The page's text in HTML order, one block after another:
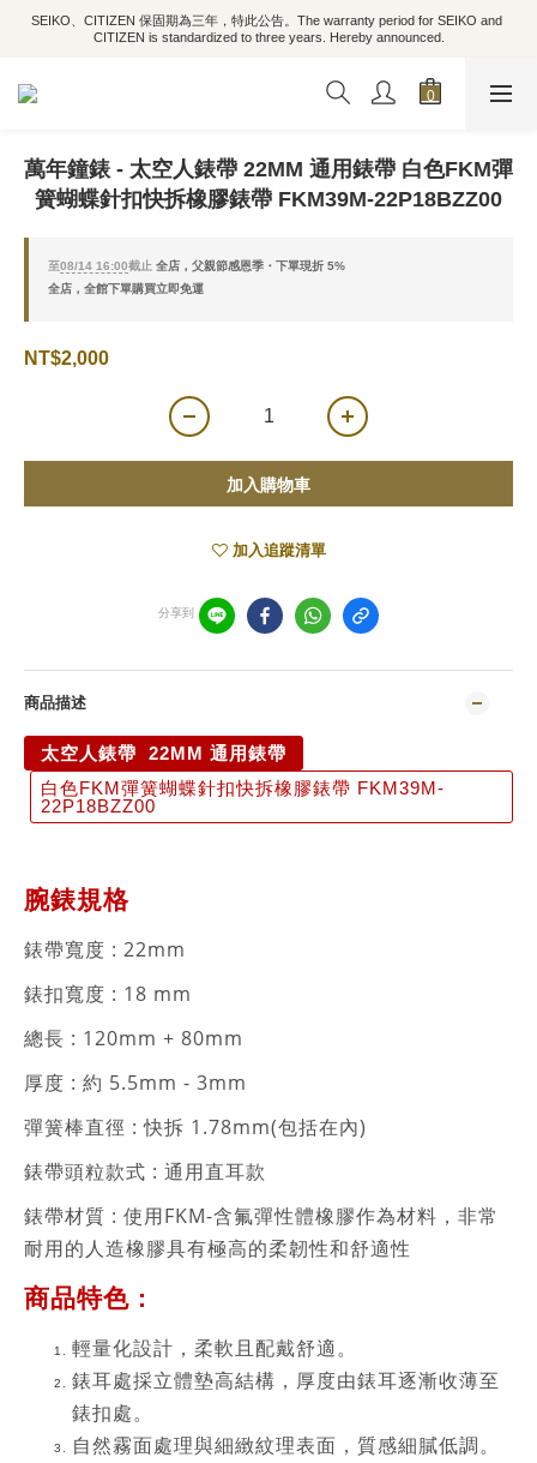
SEIKO、CITIZEN 保固期為三年，特此公告。The warranty period for SEIKO and
CITIZEN is standardized to three years. Hereby announced.
萬年鐘錶 - 太空人錶帶 22MM 通用錶帶 白色FKM彈
簧蝴蝶針扣快拆橡膠錶帶 FKM39M-22P18BZZ00
至08/14 16:00截止 全店，父親節感恩季・下單現折 5%
全店，全館下單購買立即免運
NT$2,000
加入購物車
加入追蹤清單
分享到
商品描述
太空人錶帶 22MM 通用錶帶
白色FKM彈簧蝴蝶針扣快拆橡膠錶帶 FKM39M-
22P18BZZ00
腕錶規格
錶帶寬度 : 22mm
錶扣寬度 : 18 mm
總長 : 120mm + 80mm
厚度 : 約 5.5mm - 3mm
彈簧棒直徑 : 快拆 1.78mm(包括在內)
錶帶頭粒款式 : 通用直耳款
錶帶材質 : 使用FKM-含氟彈性體橡膠作為材料，非常
耐用的人造橡膠具有極高的柔韌性和舒適性
商品特色 :
輕量化設計，柔軟且配戴舒適。
錶耳處採立體墊高結構，厚度由錶耳逐漸收薄至
錶扣處。
自然霧面處理與細緻紋理表面，質感細膩低調。